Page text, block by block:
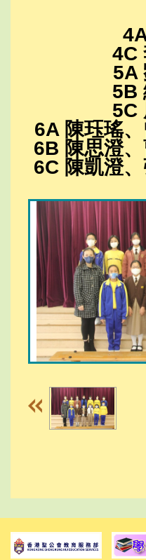
4C
5A
5B
5C
6A 陳珏瑤
6B 陳思澄
6C 陳凱澄